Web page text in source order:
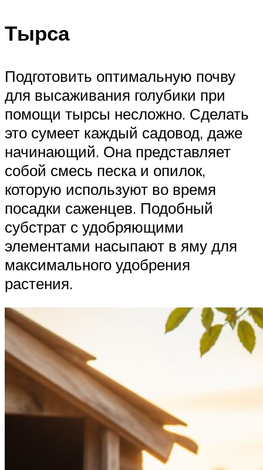
Тырса
Подготовить оптимальную почву
для высаживания голубики при
помощи тырсы несложно. Сделать
это сумеет каждый садовод, даже
начинающий. Она представляет
собой смесь песка и опилок,
которую используют во время
посадки саженцев. Подобный
субстрат с удобряющими
элементами насыпают в яму для
максимального удобрения
растения.